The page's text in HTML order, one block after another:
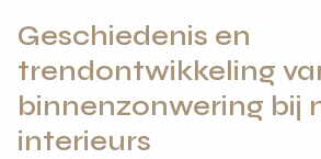
Geschiedenis en
trendontwikkeling
binnenzonwering bij
interieurs